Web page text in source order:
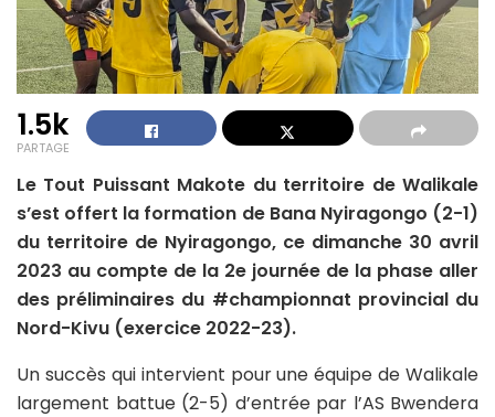
1.5k
PARTAGE
Le Tout Puissant Makote du territoire de Walikale
s’est offert la formation de Bana Nyiragongo (2-1)
du territoire de Nyiragongo, ce dimanche 30 avril
2023 au compte de la 2e journée de la phase aller
des préliminaires du #championnat provincial du
Nord-Kivu (exercice 2022-23).
Un succès qui intervient pour une équipe de Walikale
largement battue (2-5) d’entrée par l’AS Bwendera